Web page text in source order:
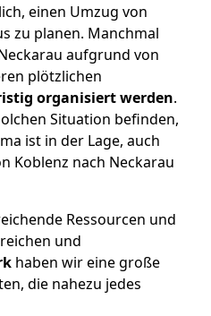
einen Umzug von
zu planen. Manchmal
aufgrund von
plötzlichen
organisiert werden.
Situation befinden,
ist in der Lage, auch
Koblenz nach Neckarau
Ressourcen und
und
haben wir eine große
die nahezu jedes